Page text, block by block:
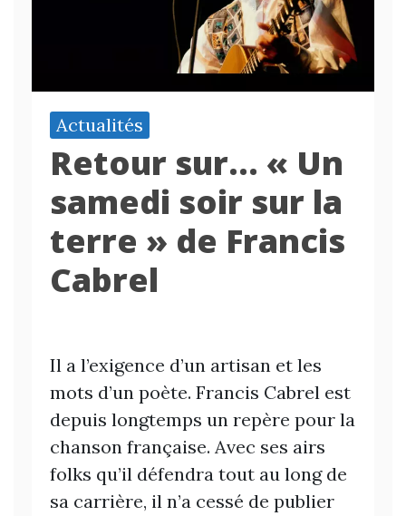
Actualités
Retour sur… « Un
samedi soir sur la
terre » de Francis
Cabrel
Il a l’exigence d’un artisan et les
mots d’un poète. Francis Cabrel est
depuis longtemps un repère pour la
chanson française. Avec ses airs
folks qu’il défendra tout au long de
sa carrière, il n’a cessé de publier